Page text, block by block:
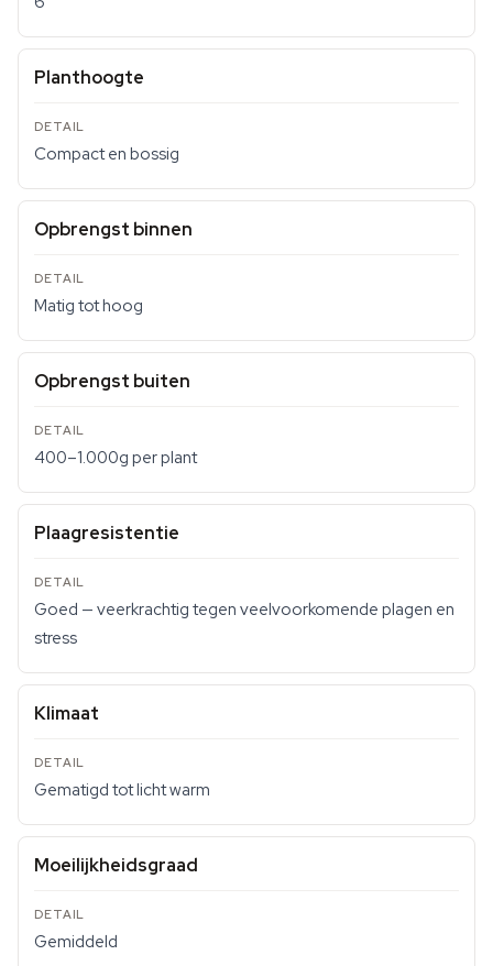
Planthoogte
Compact en bossig
Opbrengst binnen
Matig tot hoog
Opbrengst buiten
400–1.000g per plant
Plaagresistentie
Goed — veerkrachtig tegen veelvoorkomende plagen en
stress
Klimaat
Gematigd tot licht warm
Moeilijkheidsgraad
Gemiddeld